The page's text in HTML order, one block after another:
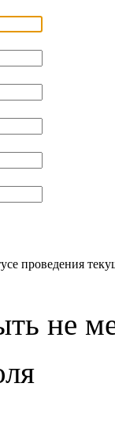
проведения
не